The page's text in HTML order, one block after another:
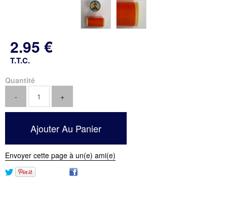
2.95 €
T.T.C.
Quantité
Envoyer cette page à un(e) ami(e)